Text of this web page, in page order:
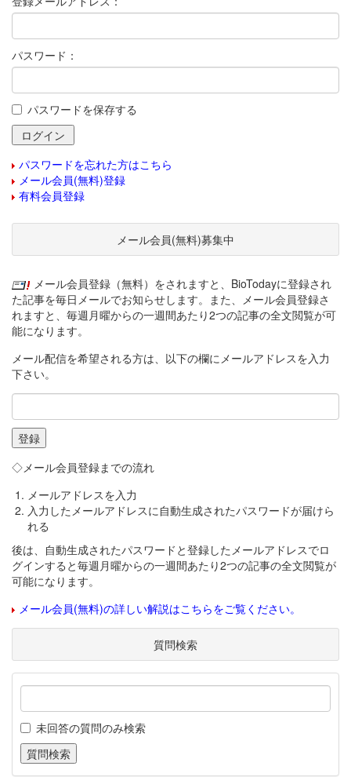
パスワード：
パスワードを保存する
パスワードを忘れた方はこちら
メール会員(無料)登録
有料会員登録
メール会員(無料)募集中
メール会員登録（無料）をされますと、BioTodayに登録され
た記事を毎日メールでお知らせします。また、メール会員登録さ
れますと、毎週月曜からの一週間あたり2つの記事の全文閲覧が可
能になります。
メール配信を希望される方は、以下の欄にメールアドレスを入力
下さい。
◇メール会員登録までの流れ
メールアドレスを入力
入力したメールアドレスに自動生成されたパスワードが届けら
れる
後は、自動生成されたパスワードと登録したメールアドレスでロ
グインすると毎週月曜からの一週間あたり2つの記事の全文閲覧が
可能になります。
メール会員(無料)の詳しい解説はこちらをご覧ください。
質問検索
未回答の質問のみ検索